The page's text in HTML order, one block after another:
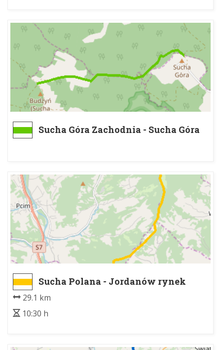
Sucha Góra Zachodnia - Sucha Góra
Sucha Polana - Jordanów rynek
29.1 km
10:30 h